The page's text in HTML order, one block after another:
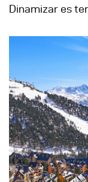
Dinamizar es